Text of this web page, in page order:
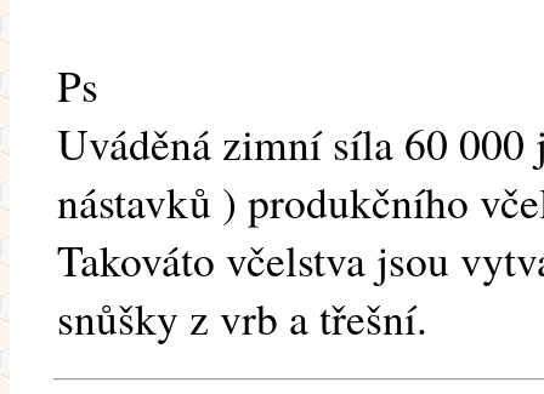
Ps
Uváděná zimní síla 60
nástavků ) produkčního
Takováto včelstva jsou
snůšky z vrb a třešní.